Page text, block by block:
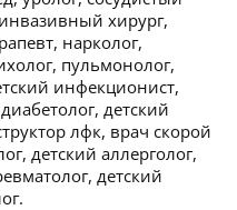
хирург,
нарколог,
пульмонолог,
инфекционист,
детский
лфк, врач скорой
детский аллерголог,
детский